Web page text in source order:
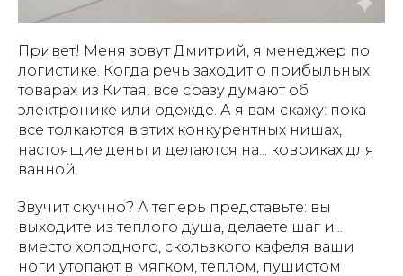
Привет! Меня зовут Дмитрий, я менеджер по
логистике. Когда речь заходит о прибыльных
товарах из Китая, все сразу думают об
электронике или одежде. А я вам скажу: пока
все толкаются в этих конкурентных нишах,
настоящие деньги делаются на... ковриках для
ванной.
Звучит скучно? А теперь представьте: вы
выходите из теплого душа, делаете шаг и...
вместо холодного, скользкого кафеля ваши
ноги утопают в мягком, теплом, пушистом